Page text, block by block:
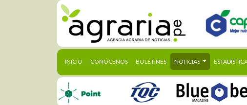
INICIO (CURRENT)
CONÓCENOS BOLETINES NOTICIAS